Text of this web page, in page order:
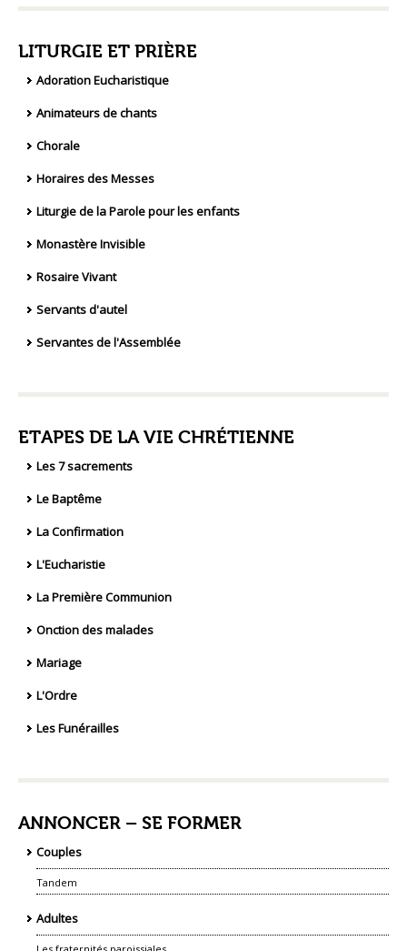
LITURGIE ET PRIÈRE
Adoration Eucharistique
Animateurs de chants
Chorale
Horaires des Messes
Liturgie de la Parole pour les enfants
Monastère Invisible
Rosaire Vivant
Servants d'autel
Servantes de l'Assemblée
ETAPES DE LA VIE CHRÉTIENNE
Les 7 sacrements
Le Baptême
La Confirmation
L'Eucharistie
La Première Communion
Onction des malades
Mariage
L'Ordre
Les Funérailles
ANNONCER – SE FORMER
Couples
Tandem
Adultes